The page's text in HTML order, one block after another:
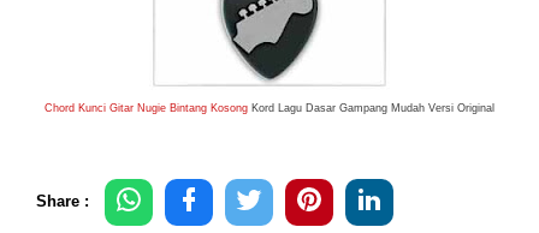
Chord Kunci Gitar Nugie Bintang Kosong Kord Lagu Dasar Gampang Mudah Versi Original
Share :